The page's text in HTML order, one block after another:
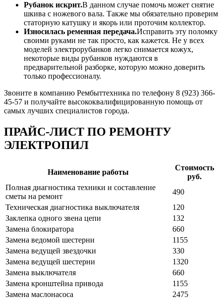
Рубанок искрит.В данном случае помочь может снятие
шкива с ножевого вала. Также мы обязательно проверим
статорную катушку и якорь или проточим коллектор.
Износилась ременная передача.Исправить эту поломку
своими руками не так просто, как кажется. Не у всех
моделей электрорубанков легко снимается кожух,
некоторые виды рубанков нуждаются в
предварительной разборке, которую можно доверить
только профессионалу.
Звоните в компанию Рембыттехника по телефону 8 (923) 366-
45-57 и получайте высококвалифицированную помощь от
самых лучших специалистов города.
ПРАЙС-ЛИСТ ПО РЕМОНТУ
ЭЛЕКТРОПИЛ
Наименование работы
Стоимость
руб.
Полная диагностика техники и составление
сметы на ремонт
490
Техническая диагностика выключателя
120
Заклепка одного звена цепи
132
Замена блокиратора
660
Замена ведомой шестерни
1155
Замена ведущей звездочки
330
Замена ведущей шестерни
1320
Замена выключателя
660
Замена кронштейна привода
1155
Замена маслонасоса
2475